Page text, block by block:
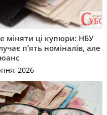
міняти ці купюри: НБУ
п’ять номіналів, але
2026